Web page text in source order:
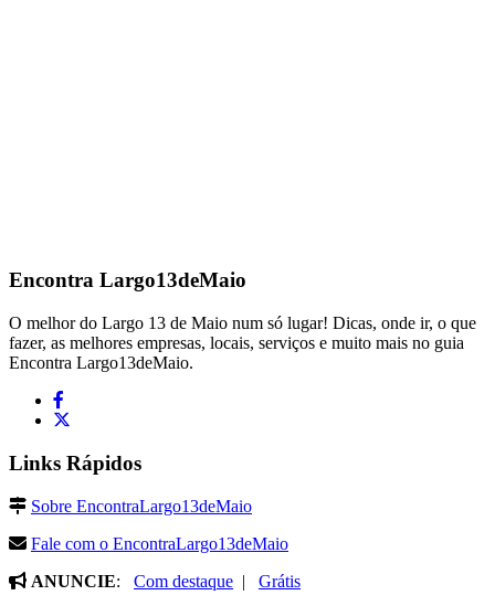
Encontra Largo13deMaio
O melhor do Largo 13 de Maio num só lugar! Dicas, onde ir, o que
fazer, as melhores empresas, locais, serviços e muito mais no guia
Encontra Largo13deMaio.
Links Rápidos
Sobre EncontraLargo13deMaio
Fale com o EncontraLargo13deMaio
ANUNCIE: Com destaque | Grátis